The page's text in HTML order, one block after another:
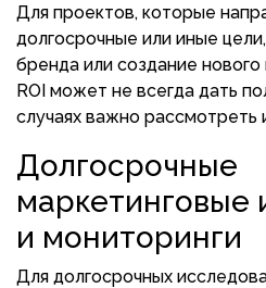
Для проектов, которые
долгосрочные или иные
бренда или создание
ROI может не всегда дать
случаях важно рассмотреть
Долгосрочные
маркетинговые
и мониторинги
Для долгосрочных